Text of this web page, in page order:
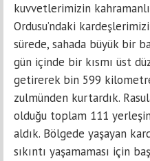
kuvvetlerimizin
Ordusu’ndaki
sürede, sahada büyük bir
gün içinde bir kısmı üst
getirerek bin 599
zulmünden kurtardık.
olduğu toplam 111
aldık. Bölgede yaşayan
sıkıntı yaşamaması için